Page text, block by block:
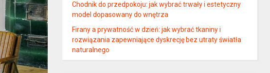
Chodnik do przedpokoju: jak wybrać trwały i estetyczny
model dopasowany do wnętrza
Firany a prywatność w dzień: jak wybrać tkaniny i
rozwiązania zapewniające dyskrecję bez utraty światła
naturalnego